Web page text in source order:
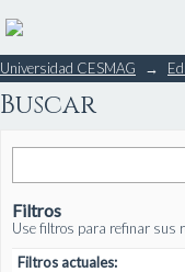
Buscar
Universidad CESMAG →
Buscar
Filtros
Use filtros para refinar sus
Filtros actuales: